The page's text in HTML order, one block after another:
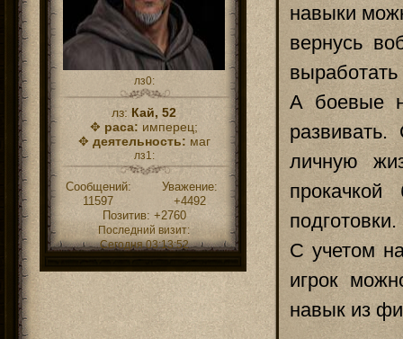
лз0:
лз: Кай, 52
✥ раса: имперец;
✥ деятельность: маг
лз1:
Сообщений:
11597
Уважение:
+4492
Позитив: +2760
Последний визит:
Сегодня 03:13:52
навыки
вернусь
А боевые
личную
подготовки.
С учетом
игрок
навык из